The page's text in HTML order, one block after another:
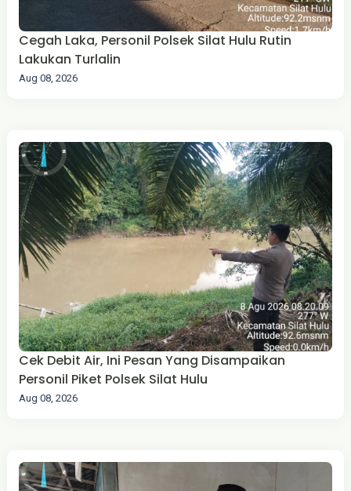
Cegah Laka, Personil Polsek Silat Hulu Rutin
Lakukan Turlalin
Aug 08, 2026
Cek Debit Air, Ini Pesan Yang Disampaikan
Personil Piket Polsek Silat Hulu
Aug 08, 2026